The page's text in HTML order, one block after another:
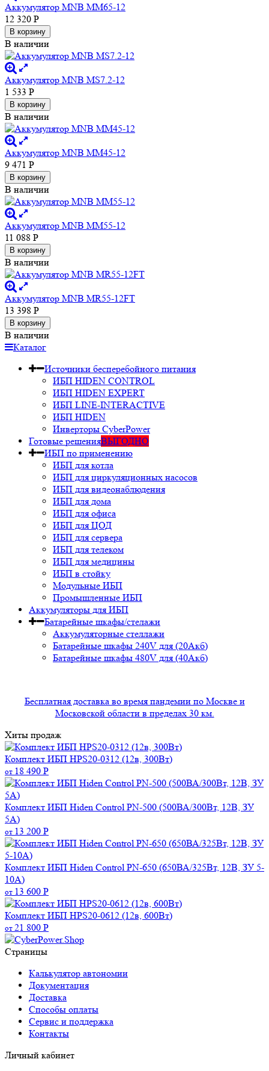
Аккумулятор MNB MM65-12
12 320 Р
В корзину
В наличии
Аккумулятор MNB MS7.2-12
1 533 Р
В корзину
В наличии
Аккумулятор MNB MM45-12
9 471 Р
В корзину
В наличии
Аккумулятор MNB MM55-12
11 088 Р
В корзину
В наличии
Аккумулятор MNB MR55-12FT
13 398 Р
В корзину
В наличии
Каталог
Источники бесперебойного питания
ИБП HIDEN CONTROL
ИБП HIDEN EXPERT
ИБП LINE-INTERACTIVE
ИБП HIDEN
Инверторы CyberPower
Готовые решенияВЫГОДНО
ИБП по применению
ИБП для котла
ИБП для циркуляционных насосов
ИБП для видеонаблюдения
ИБП для дома
ИБП для офиса
ИБП для ЦОД
ИБП для сервера
ИБП для телеком
ИБП для медицины
ИБП в стойку
Модульные ИБП
Промышленные ИБП
Аккумуляторы для ИБП
Батарейные шкафы/стелажи
Аккумуляторные стеллажи
Батарейные шкафы 240V для (20Акб)
Батарейные шкафы 480V для (40Акб)
Бесплатная доставка во время пандемии по Москве и
Московской области в пределах 30 км.
Хиты продаж
Комплект ИБП HPS20-0312 (12в, 300Вт)
от 18 490 Р
Комплект ИБП Hiden Control PN-500 (500ВА/300Вт, 12В, ЗУ
5А)
от 13 200 Р
Комплект ИБП Hiden Control PN-650 (650ВА/325Вт, 12В, ЗУ 5-
10А)
от 13 600 Р
Комплект ИБП HPS20-0612 (12в, 600Вт)
от 21 800 Р
Страницы
Калькулятор автономии
Документация
Доставка
Способы оплаты
Сервис и поддержка
Контакты
Личный кабинет